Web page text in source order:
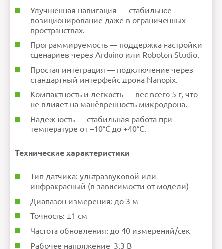
Улучшенная навигация — стабильное
позиционирование даже в ограниченных
пространствах.
Программируемость — поддержка настройки
сценариев через Arduino или Roboton Studio.
Простая интеграция — подключение через
стандартный интерфейс дрона Nanopix.
Компактность и легкость — вес всего 5 г, что
не влияет на манёвренность микродрона.
Надежность — стабильная работа при
температуре от –10°C до +40°C.
Технические характеристики
Тип датчика: ультразвуковой или
инфракрасный (в зависимости от модели)
Диапазон измерения: до 3 м
Точность: ±1 см
Частота обновления: до 40 измерений/сек
Рабочее напряжение: 3.3 В